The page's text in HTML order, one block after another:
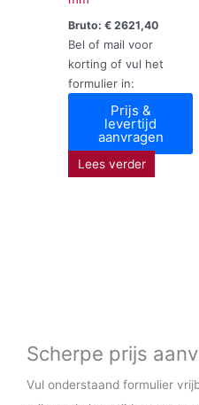
Bruto:€ 2621,40
Bel of mail voor
korting of vul het
formulier in:
Prijs &
levertijd
aanvragen
Lees verder
Scherpe prijs
Vul onderstaand formulier